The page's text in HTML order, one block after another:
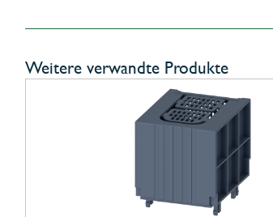
Weitere verwandte Produkte